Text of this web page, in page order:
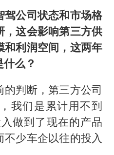
驾公司状态和市场格
，这会影响第三方供
和利润空间，这两年
么？
的判断，第三方公司
我们是累计用不到
做到了现在的产品
少车企以往的投入